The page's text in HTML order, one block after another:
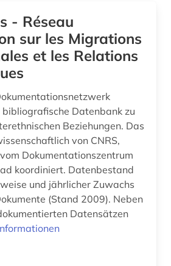
katastrophen (1)
katholizismus (1)
klimageschichte (1)
(1)
kolonialismus (2)
- Réseau
sur les Migrations
et les Relations
Datenbank zu
Beziehungen. Das
von CNRS,
Dokumentationszentrum
und jährlicher Zuwachs
(Stand 2009). Neben
Datensätzen